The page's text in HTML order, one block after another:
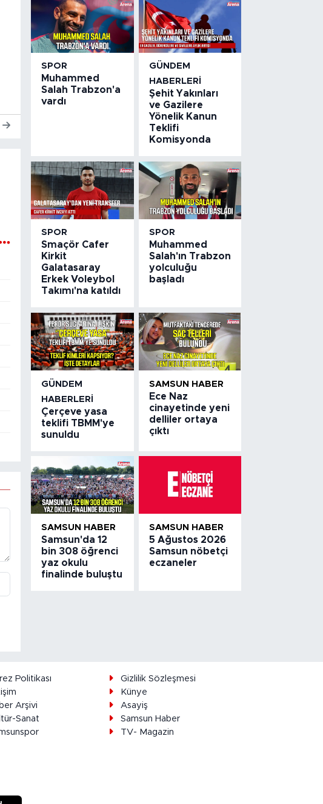
SPOR
Muhammed
Salah Trabzon'a
vardı
GÜNDEM
HABERLERI
Şehit Yakınları
ve Gazilere
Yönelik Kanun
Teklifi
Komisyonda
SPOR
Smaçör Cafer
Kirkit
Galatasaray
Erkek Voleybol
Takımı'na katıldı
SPOR
Muhammed
Salah'ın Trabzon
yolculuğu
başladı
GÜNDEM
HABERLERI
Çerçeve yasa
teklifi TBMM'ye
sunuldu
SAMSUN HABER
Ece Naz
cinayetinde yeni
delliler ortaya
çıktı
SAMSUN HABER
Samsun'da 12
bin 308 öğrenci
yaz okulu
finalinde buluştu
SAMSUN HABER
5 Ağustos 2026
Samsun nöbetçi
eczaneler
Politikası
Gizlilik Sözleşmesi
Künye
Arşivi
Asayiş
Sanat
Samsun Haber
TV- Magazin